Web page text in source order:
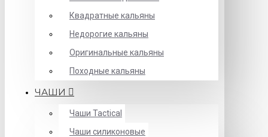
Квадратные кальяны
Недорогие кальяны
Оригинальные кальяны
Походные кальяны
ЧАШИ
Чаши Tactical
Чаши силиконовые